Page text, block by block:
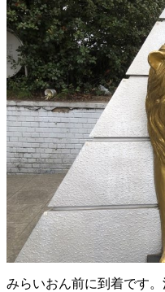
みらいおん前に到着です